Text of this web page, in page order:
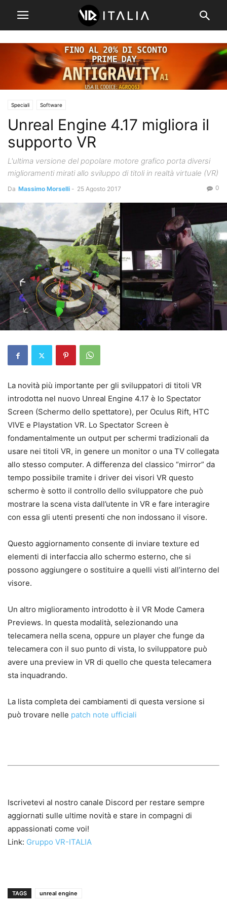
Speciali Software
Unreal Engine 4.17 migliora il
supporto VR
L'ultima versione del popolare motore grafico porta diversi
miglioramenti mirati allo sviluppo di titoli in realtà virtuale (VR)
Da Massimo Morselli - 25 Agosto 2017 0
La novità più importante per gli sviluppatori di titoli VR
introdotta nel nuovo Unreal Engine 4.17 è lo Spectator
Screen (Schermo dello spettatore), per Oculus Rift, HTC
VIVE e Playstation VR. Lo Spectator Screen è
fondamentalmente un output per schermi tradizionali da
usare nei titoli VR, in genere un monitor o una TV collegata
allo stesso computer. A differenza del classico “mirror” da
tempo possibile tramite i driver dei visori VR questo
schermo è sotto il controllo dello sviluppatore che può
mostrare la scena vista dall’utente in VR e fare interagire
con essa gli utenti presenti che non indossano il visore.
Questo aggiornamento consente di inviare texture ed
elementi di interfaccia allo schermo esterno, che si
possono aggiungere o sostituire a quelli visti all’interno del
visore.
Un altro miglioramento introdotto è il VR Mode Camera
Previews. In questa modalità, selezionando una
telecamera nella scena, oppure un player che funge da
telecamera con il suo punto di vista, lo sviluppatore può
avere una preview in VR di quello che questa telecamera
sta inquadrando.
La lista completa dei cambiamenti di questa versione si
può trovare nelle patch note ufficiali
Iscrivetevi al nostro canale Discord per restare sempre
aggiornati sulle ultime novità e stare in compagni di
appassionati come voi!
Link: Gruppo VR-ITALIA
TAGS unreal engine